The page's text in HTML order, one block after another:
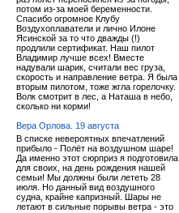
потом из-за моей беременности.
Спасибо огромное Клубу
Воздухоплаватели и лично Илоне
Ясинской за то что дважды (!)
продлили сертификат. Наш пилот
Владимир лучше всех! Вместе
надували шарик, считали вес груза,
скорость и направление ветра. Я была
вторым пилотом, тоже жгла горелочку.
Волк смотрит в лес, а Наташа в небо,
сколько ни корми!
Вера Орлова. 19 августа
В списке невероятных впечатлений
прибыло - Полёт на воздушном шаре!
Да именно этот сюрприз я подготовила
для своих, на день рождения нашей
семьи! Мы должны были лететь 28
июля. Но данный вид воздушного
судна, крайне капризный. Шары не
летают в сильные порывы ветра - это